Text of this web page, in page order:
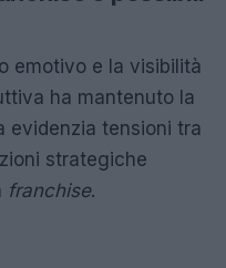
emotivo e la visibilità
ha mantenuto la
evidenzia tensioni tra
strategiche
franchise.